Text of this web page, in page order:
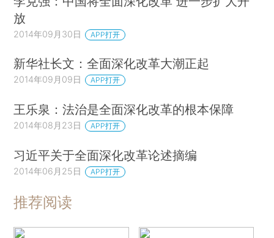
放
2014年09月30日 APP打开
新华社长文：全面深化改革大潮正起
2014年09月09日 APP打开
王乐泉：法治是全面深化改革的根本保障
2014年08月23日 APP打开
习近平关于全面深化改革论述摘编
2014年06月25日 APP打开
推荐阅读